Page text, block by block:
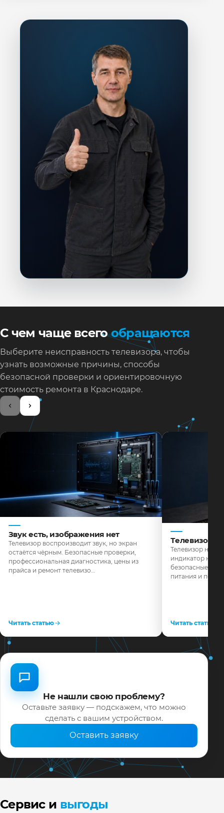
С чем чаще всегообращаются
Выберите неисправность телевизора, чтобы
узнать возможные причины, способы
безопасной проверки и ориентировочную
стоимость ремонта в Краснодаре.
Звук есть, изображения нет
Телевизор воспроизводит звук, но экран
остаётся чёрным. Безопасные проверки,
профессиональная диагностика, цены из
прайса и ремонт телевизо…
Читать статью
Телевизор
Телевизор не
индикатор не
безопасные
питания и
Читать статью
Не нашли свою проблему?
Оставьте заявку — подскажем, что можно
сделать с вашим устройством.
Оставить заявку
Сервис и выгоды